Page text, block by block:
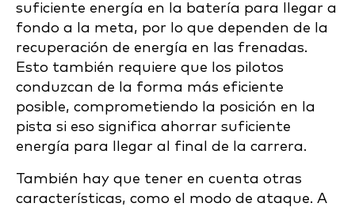
suficiente energía en la batería para llegar a
fondo a la meta, por lo que dependen de la
recuperación de energía en las frenadas.
Esto también requiere que los pilotos
conduzcan de la forma más eficiente
posible, comprometiendo la posición en la
pista si eso significa ahorrar suficiente
energía para llegar al final de la carrera.
También hay que tener en cuenta otras
características, como el modo de ataque. A